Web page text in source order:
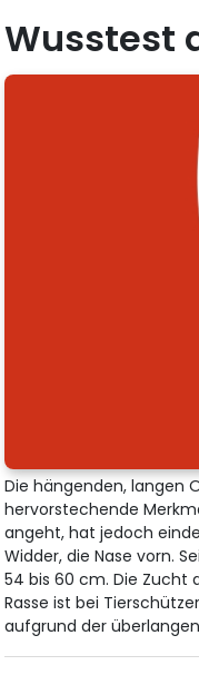
Wusstest
Die hängenden, langen
hervorstechende
angeht, hat jedoch
Widder, die Nase vorn.
54 bis 60 cm. Die Zucht
Rasse ist bei
aufgrund der